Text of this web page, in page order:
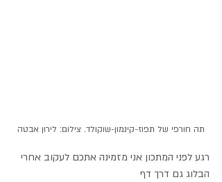
תה חורפי של תפוז-קינמון-שוקולד. צילום: לירון אבטה
רגע לפני המתכון אני מזמינה אתכם לעקוב אחרי
הבלוג גם דרך דף